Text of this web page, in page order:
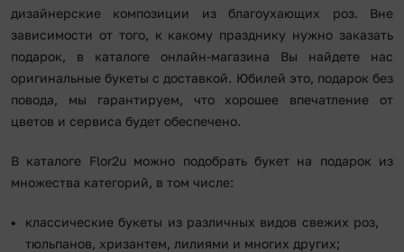
дизайнерские композиции из благоухающих роз. Вне
зависимости от того, к какому празднику нужно заказать
подарок, в каталоге онлайн-магазина Вы найдете нас
оригинальные букеты с доставкой. Юбилей это, подарок без
повода, мы гарантируем, что хорошее впечатление от
цветов и сервиса будет обеспечено.
В каталоге Flor2u можно подобрать букет на подарок из
множества категорий, в том числе:
классические букеты из различных видов свежих роз,
тюльпанов, хризантем, лилиями и многих других;